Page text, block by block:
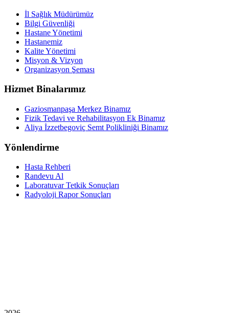
İl Sağlık Müdürümüz
Bilgi Güvenliği
Hastane Yönetimi
Hastanemiz
Kalite Yönetimi
Misyon & Vizyon
Organizasyon Şeması
Hizmet Binalarımız
Gaziosmanpaşa Merkez Binamız
Fizik Tedavi ve Rehabilitasyon Ek Binamız
Aliya İzzetbegoviç Semt Polikliniği Binamız
Yönlendirme
Hasta Rehberi
Randevu Al
Laboratuvar Tetkik Sonuçları
Radyoloji Rapor Sonuçları